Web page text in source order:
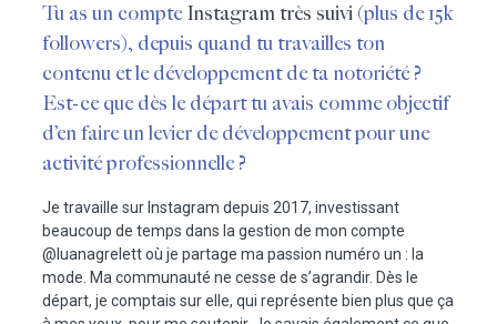
Tu as un compteInstagram très suivi (plus de 15k
followers), depuis quand tu travailles ton
contenu et le développement de ta notoriété ?
Est-ce que dès le départ tu avais comme objectif
d’en faire un levier de développement pour une
activité professionnelle ?
Je travaille sur Instagram depuis 2017, investissant
beaucoup de temps dans la gestion de mon compte
@luanagrelett où je partage ma passion numéro un : la
mode. Ma communauté ne cesse de s’agrandir. Dès le
départ, je comptais sur elle, qui représente bien plus que ça